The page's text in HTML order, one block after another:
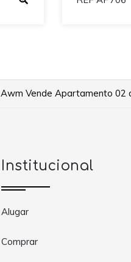
Awm Vende Apartamento 02
Institucional
Alugar
Comprar